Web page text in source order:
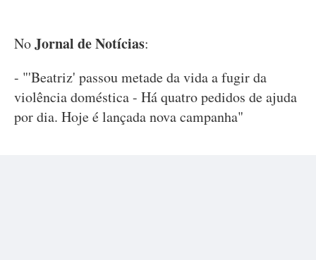
NoJornal de Notícias:
- "'Beatriz' passou metade da vida a fugir da
violência doméstica - Há quatro pedidos de ajuda
por dia. Hoje é lançada nova campanha"